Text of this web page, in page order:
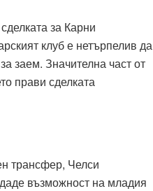
за Карни
клуб е нетърпелив да
заем. Значителна част от
прави сделката
трансфер, Челси
възможност на младия